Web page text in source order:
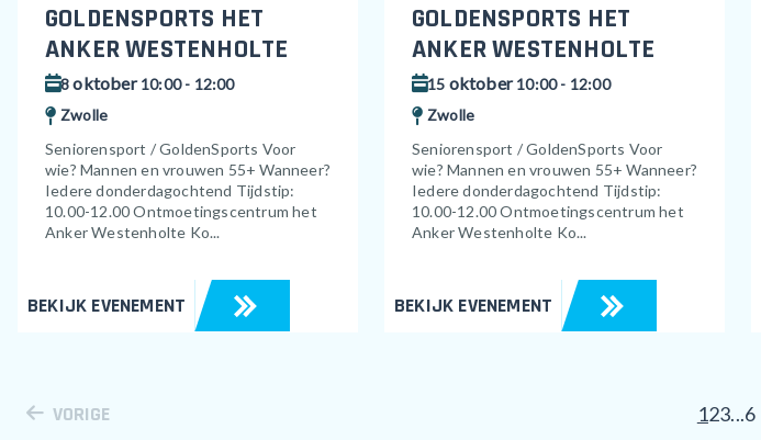
GOLDENSPORTS HET
ANKER WESTENHOLTE
8oktober10:00 - 12:00
Zwolle
Seniorensport / GoldenSports Voor
wie? Mannen en vrouwen 55+ Wanneer?
Iedere donderdagochtend Tijdstip:
10.00-12.00 Ontmoetingscentrum het
Anker Westenholte Ko...
BEKIJK EVENEMENT
GOLDENSPORTS HET
ANKER WESTENHOLTE
15 oktober10:00 - 12:00
Zwolle
Seniorensport / GoldenSports Voor
wie? Mannen en vrouwen 55+ Wanneer?
Iedere donderdagochtend Tijdstip:
10.00-12.00 Ontmoetingscentrum het
Anker Westenholte Ko...
BEKIJK EVENEMENT
VORIGE 123...6